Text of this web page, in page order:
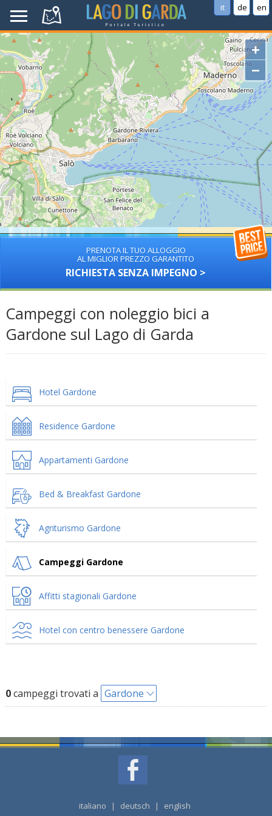
it de en
+
−
PRENOTA IL TUO ALLOGGIO
AL MIGLIOR PREZZO GARANTITO
RICHIESTA SENZA IMPEGNO >
Campeggi con noleggio bici a
Gardone sul Lago di Garda
Hotel Gardone
Residence Gardone
Appartamenti Gardone
Bed & Breakfast Gardone
Agriturismo Gardone
Campeggi Gardone
Affitti stagionali Gardone
Hotel con centro benessere Gardone
0campeggi trovati a Gardone
italiano | deutsch | english